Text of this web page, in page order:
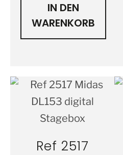
IN DEN
WARENKORB
Ref 2517